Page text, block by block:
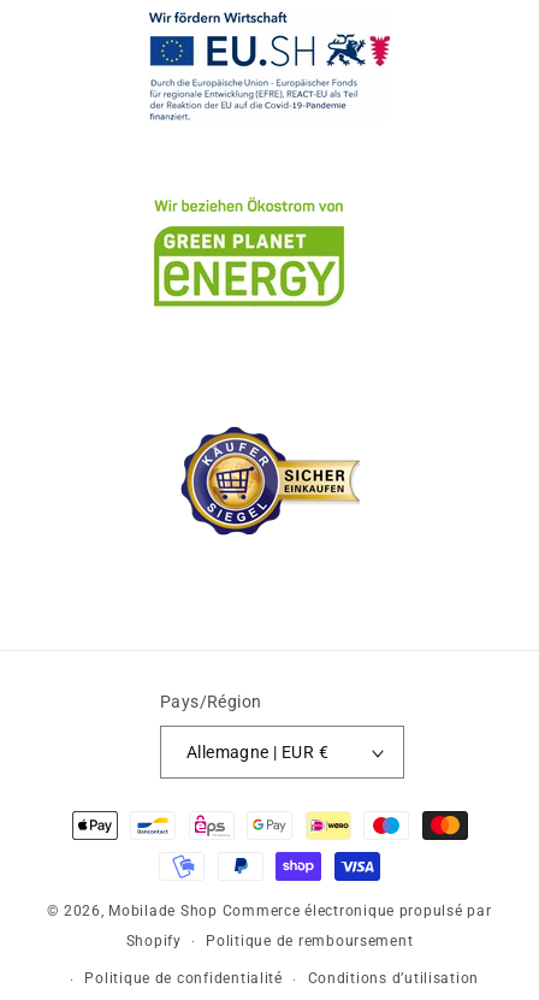
Pays/Région
Allemagne | EUR €
Moyens
© 2026, Mobilade Shop Commerce électronique propulsé par
Shopify
Politique de remboursement
Politique de confidentialité Conditions d’utilisation